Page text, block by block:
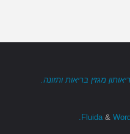
מגזין בריאות ותזונה.
&